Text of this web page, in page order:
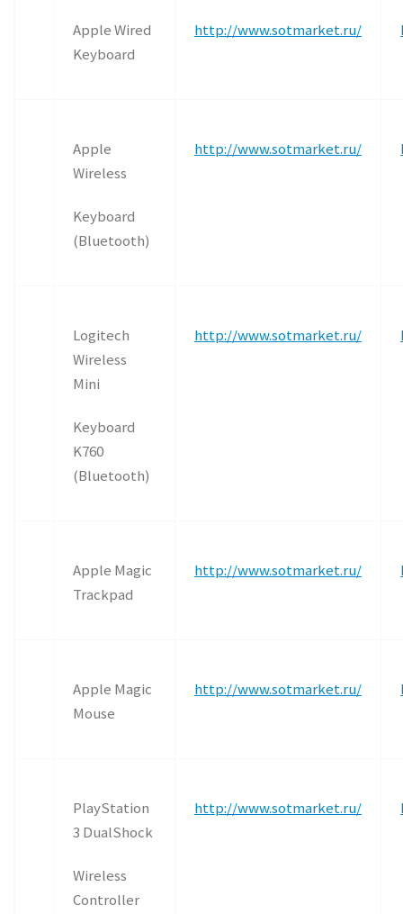
Apple Wired
Keyboard
http://www.sotmarket.ru/
Apple
Wireless
Keyboard
(Bluetooth)
http://www.sotmarket.ru/
Logitech
Wireless
Mini
Keyboard
K760
(Bluetooth)
http://www.sotmarket.ru/
Apple Magic
Trackpad
http://www.sotmarket.ru/
Apple Magic
Mouse
http://www.sotmarket.ru/
PlayStation
3 DualShock
Wireless
Controller
http://www.sotmarket.ru/